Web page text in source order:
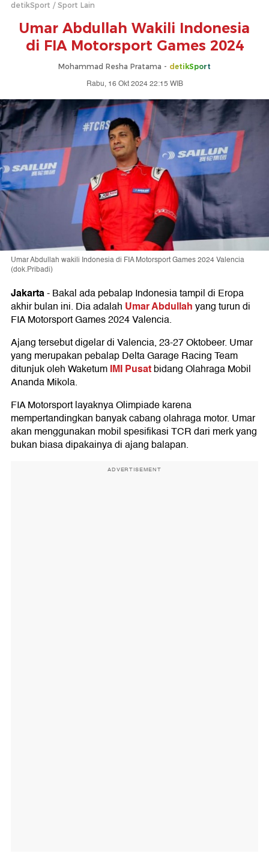
detikSport Sport Lain
Umar Abdullah Wakili Indonesia
di FIA Motorsport Games 2024
Mohammad Resha Pratama - detikSport
Rabu, 16 Okt 2024 22:15 WIB
Umar Abdullah wakili Indonesia di FIA Motorsport Games 2024 Valencia
(dok.Pribadi)
Jakarta-Bakal ada pebalap Indonesia tampil di Eropa
akhir bulan ini. Dia adalah Umar Abdullahyang turun di
FIA Motorsport Games 2024 Valencia.
Ajang tersebut digelar di Valencia, 23-27 Oktobeer. Umar
yang merupakan pebalap Delta Garage Racing Team
ditunjuk oleh WaketumIMI Pusatbidang Olahraga Mobil
Ananda Mikola.
FIA Motorsport layaknya Olimpiade karena
mempertandingkan banyak cabang olahraga motor. Umar
akan menggunakan mobil spesifikasi TCR dari merk yang
bukan biasa dipakainya di ajang balapan.
ADVERTISEMENT